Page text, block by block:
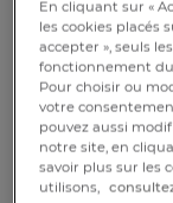
Si en été, le lin et
des fortes chaleurs
matières
flanelle !Tissée à
flanelle est un
Galles. Chic et
pouvoir
qui en fait une
cetaspect feutré,
En cliquant sur «
les cookies placés
accepter », seuls
fonctionnement
Pour choisir ou
votre
pouvez aussi
notre site, en
savoir plus sur les
utilisons,